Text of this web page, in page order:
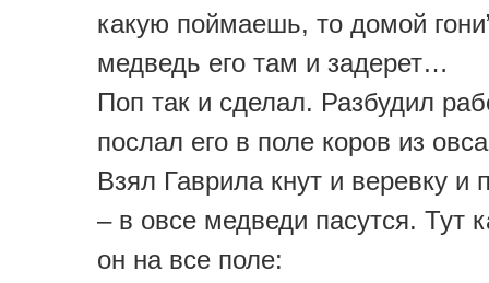
какую поймаешь, то домой
медведь его там и задерет…
Поп так и сделал. Разбудил
послал его в поле коров из
Взял Гаврила кнут и веревку и
– в овсе медведи пасутся. Тут
он на все поле: